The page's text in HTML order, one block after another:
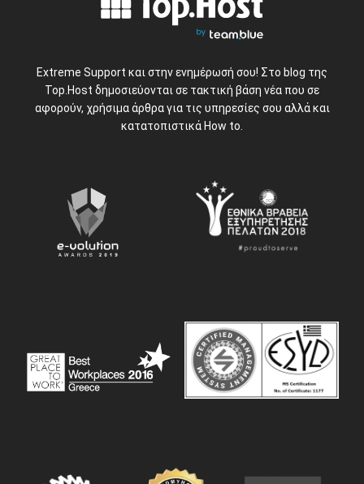
Extreme Support και στην ενημέρωσή σου! Στο blog της
Top.Host δημοσιεύονται σε τακτική βάση νέα που σε
αφορούν, χρήσιμα άρθρα για τις υπηρεσίες σου αλλά και
κατατοπιστικά How to.